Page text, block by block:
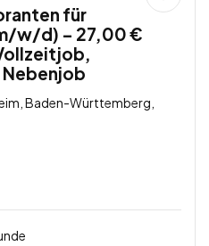
für
w/d) – 27,00 €
Baden-Württemberg,